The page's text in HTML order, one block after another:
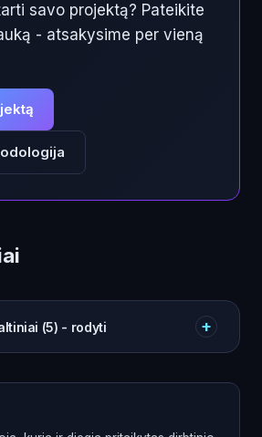
savo projektą? Pateikite
- atsakysime per vieną
(5) - rodyti +